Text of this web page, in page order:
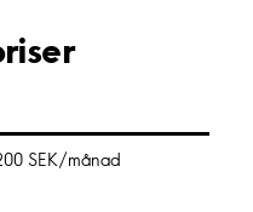
SEK/månad